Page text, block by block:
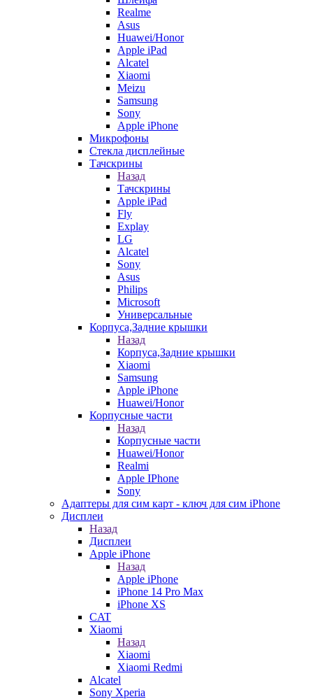
Realme
Asus
Huawei/Honor
Apple iPad
Alcatel
Xiaomi
Meizu
Samsung
Sony
Apple iPhone
Микрофоны
Стекла дисплейные
Тачскрины
Назад
Тачскрины
Apple iPad
Fly
Explay
LG
Alcatel
Sony
Asus
Philips
Microsoft
Универсальные
Корпуса,Задние крышки
Назад
Корпуса,Задние крышки
Xiaomi
Samsung
Apple iPhone
Huawei/Honor
Корпусные части
Назад
Корпусные части
Huawei/Honor
Realmi
Apple IPhone
Sony
Адаптеры для сим карт - ключ для сим iPhone
Дисплеи
Назад
Дисплеи
Apple iPhone
Назад
Apple iPhone
iPhone 14 Pro Max
iPhone XS
CAT
Xiaomi
Назад
Xiaomi
Xiaomi Redmi
Alcatel
Sony Xperia